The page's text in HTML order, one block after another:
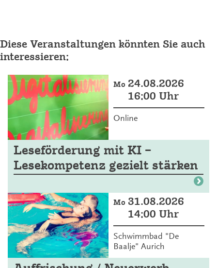
Diese Veranstaltungen könnten Sie auch
interessieren:
Mo 24.08.2026
16:00 Uhr
Online
Leseförderung mit KI –
Lesekompetenz gezielt stärken
Mo 31.08.2026
14:00 Uhr
Schwimmbad "De
Baalje" Aurich